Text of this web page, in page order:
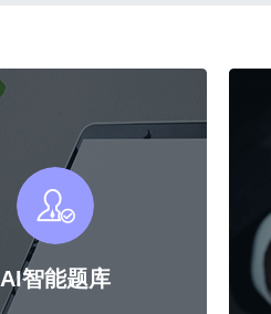
AI智能题库